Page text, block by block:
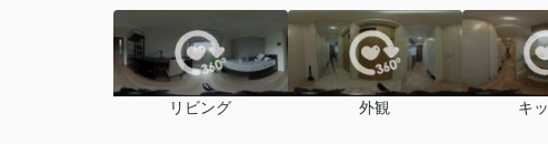
リビング 外観 キ